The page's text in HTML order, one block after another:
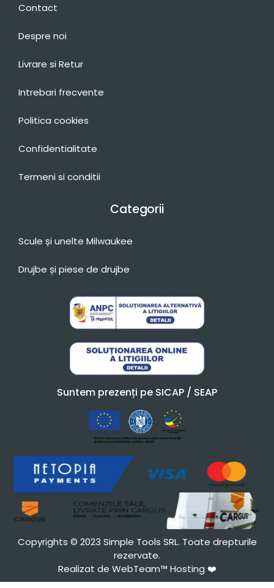
Contact
Despre noi
Livrare si Retur
Intrebari frecvente
Politica cookies
Confidentialitate
Termeni si conditii
Categorii
Scule și unelte Milwaukee
Drujbe și piese de drujbe
Suntem prezenți pe SICAP / SEAP
Copyrights © 2023 Simple Tools SRL. Toate drepturile
rezervate.
Realizat de WebTeam™ Hosting ❤️